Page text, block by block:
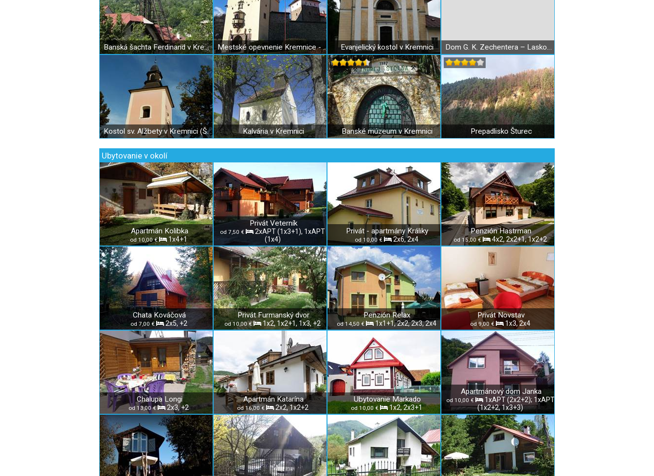
Banská šachta Ferdinand v Kremnici Mestské opevnenie Kremnice - Dolná brána Evanjelický kostol v Kremnici Dom G. K. Zechentera – Laskomerského a Zechenterova záhrada v Kremnici
Kostol sv. Alžbety v Kremnici (Špitálsky kostol) Kalvária v Kremnici Banské múzeum v Kremnici Prepadlisko Šturec
Ubytovanie v okolí
Apartmán Kolibka
od 10,00 € 1x4+1
Privát Veterník
od 7,50 €
2xAPT (1x3+1), 1xAPT
(1x4)
Privát - apartmány Králiky
od 10,00 € 2x6, 2x4
Penzión Hastrman
od 15,00 € 4x2, 2x2+1, 1x2+2
Chata Kováčová
od 7,00 € 2x5, +2
Privát Furmanský dvor
od 10,00 € 1x2, 1x2+1, 1x3, +2
Penzión Relax
od 14,50 € 1x1+1, 2x2, 2x3, 2x4
Privát Novstav
od 9,00 € 1x3, 2x4
Chalupa Longi
od 13,00 € 2x3, +2
Apartmán Katarína
od 16,00 € 2x2, 1x2+2
Ubytovanie Markado
od 10,00 € 1x2, 2x3+1
Apartmánový dom Janka
od 10,00 €
1xAPT (2x2+2); 1xAPT
(1x2+2, 1x3+3)